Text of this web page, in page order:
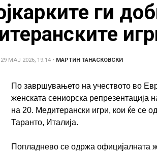
ги
29 МАЈ 2026, 19:14• МАРТИН ТАНАСКОВСКИ
По завршувањето на учеството во
женската сениорска репрезентација
на 20. Медитерански игри, кои ќе се
Таранто, Италија.
Попладнево се одржа официјалната